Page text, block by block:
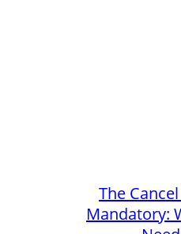
The
Mandatory: